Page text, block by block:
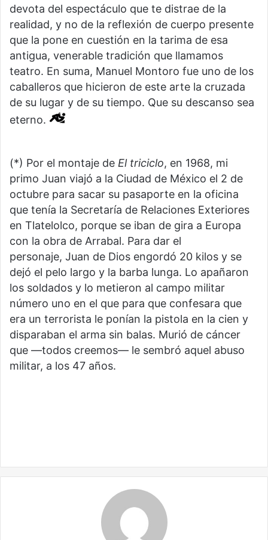
devota del espectáculo que te distrae de la
realidad, y no de la reflexión de cuerpo presente
que la pone en cuestión en la tarima de esa
antigua, venerable tradición que llamamos
teatro. En suma, Manuel Montoro fue uno de los
caballeros que hicieron de este arte la cruzada
de su lugar y de su tiempo. Que su descanso sea
eterno.
(*) Por el montaje de El triciclo, en 1968, mi
primo Juan viajó a la Ciudad de México el 2 de
octubre para sacar su pasaporte en la oficina
que tenía la Secretaría de Relaciones Exteriores
en Tlatelolco, porque se iban de gira a Europa
con la obra de Arrabal. Para dar el
personaje, Juan de Dios engordó 20 kilos y se
dejó el pelo largo y la barba lunga. Lo apañaron
los soldados y lo metieron al campo militar
número uno en el que para que confesara que
era un terrorista le ponían la pistola en la cien y
disparaban el arma sin balas. Murió de cáncer
que —todos creemos— le sembró aquel abuso
militar, a los 47 años.